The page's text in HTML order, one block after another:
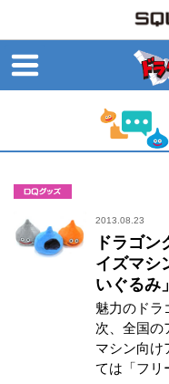
2013.08.23
ドラゴ
イズマシ
いぐるみ」
魅力のドラ
次、全国の
マシン向
ては「フリ